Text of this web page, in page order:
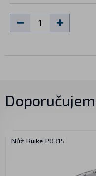
Nůž Ruike P831S